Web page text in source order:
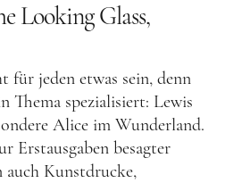
Looking Glass,
für jeden etwas sein, denn
Thema spezialisiert: Lewis
Alice im Wunderland.
besagter
auch Kunstdrucke,